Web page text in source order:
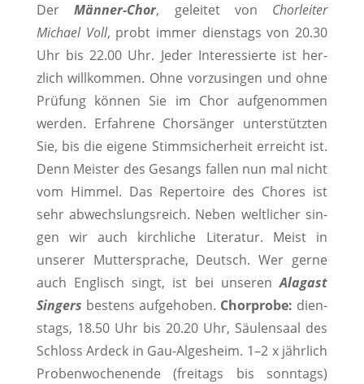
DerMän­ner-Chor, geleit­et von Chor­leit­er
Michael Voll, probt immer dien­stags von 20.30
Uhr bis 22.00 Uhr. Jed­er Inter­essierte ist her­
zlich willkom­men. Ohne vorzusin­gen und ohne
Prü­fung kön­nen Sie im Chor aufgenom­men
wer­den. Erfahrene Chorsänger unter­stützten
Sie, bis die eigene Stimm­sicher­heit erre­icht ist.
Denn Meis­ter des Gesangs fall­en nun mal nicht
vom Him­mel. Das Reper­toire des Chores ist
sehr abwech­slungsre­ich. Neben weltlich­er sin­
gen wir auch kirch­liche Lit­er­atur. Meist in
unser­er Mut­ter­sprache, Deutsch. Wer gerne
auch Englisch singt, ist bei unserenAla­gast
Singers bestens aufge­hoben. Chor­probe: dien­
stags, 18.50 Uhr bis 20.20 Uhr, Säu­len­saal des
Schloss Ardeck in Gau-Algesheim. 1–2 x jährlich
Proben­woch­enende (fre­itags bis son­ntags)